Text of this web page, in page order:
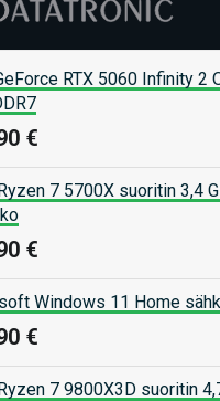
RTX 5060 Infinity 2
€
7 5700X suoritin 3,4
€
Windows 11 Home
€
7 9800X3D suoritin